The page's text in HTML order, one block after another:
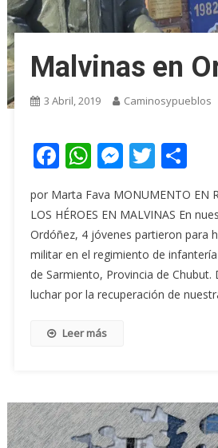
Malvinas en
3 Abril, 2019 Caminosypueblos
Facebook
WhatsApp
por Marta Fava MONUMENTO EN
LOS HÉROES EN MALVINAS En
Ordóñez, 4 jóvenes partieron para
militar en el regimiento de
de Sarmiento, Provincia de Chubut.
luchar por la recuperación de
Leer más